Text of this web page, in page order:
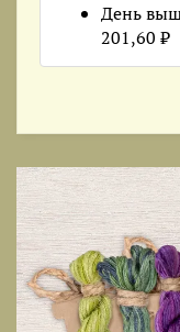
День
201,60 ₽